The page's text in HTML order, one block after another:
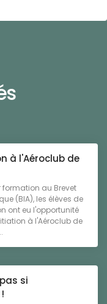
à l'Aéroclub de
formation au Brevet
(BIA), les élèves de
ont eu l'opportunité
à l'Aéroclub de
si